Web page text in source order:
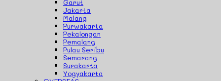
Garut
Jakarta
Malang
Purwakarta
Pekalongan
Pemalang
Pulau Seribu
Semarang
Surakarta
Yogyakarta